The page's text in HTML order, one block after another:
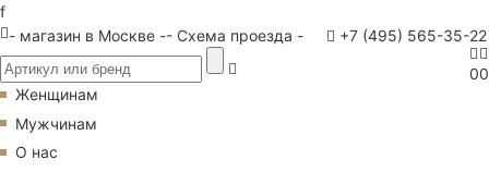
f
- магазин в Москве -- Схема проезда - +7 (495) 565-35-22
00
Женщинам
Мужчинам
О нас